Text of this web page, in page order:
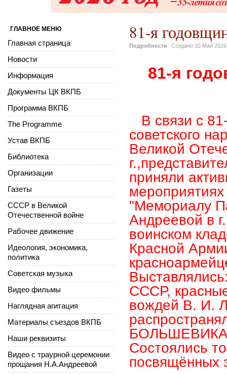
81-я
Подробности Создано 10 Май 2026
81-я
В связи с
советского
Великой
г.,
приняли
"Мемориалу
Андреевой в
воинском
Красной
СССР,
вождей В. И.
Состоялись
посвящённых
ГЛАВНОЕ МЕНЮ
Главная страница
Новости
Информация
Документы ЦК ВКПБ
Программа ВКПБ
The Programme
Устав ВКПБ
Библиотека
Организации
Газеты
СССР в Великой
Отечественной войне
Рабочее движение
Идеология, экономика,
политика
Советская музыка
Видео фильмы
Наглядная агитация
Материалы съездов ВКПБ
Наши реквизиты
Видео с траурной церемонии
прощания Н.А.Андреевой